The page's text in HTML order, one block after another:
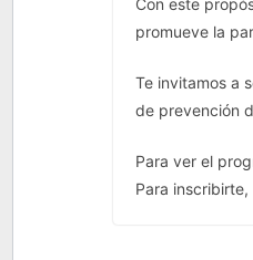
promueve la
Te invitamos a
de prevención
Para ver el
Para